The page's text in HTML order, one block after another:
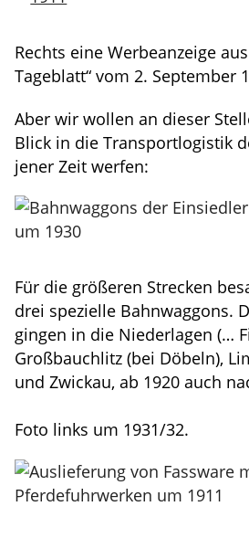
Rechts eine Werbeanzeige
Tageblatt“ vom 2. September
Aber wir wollen an dieser
Blick in die Transportlogistik
jener Zeit werfen:
Für die größeren Strecken
drei spezielle Bahnwaggons.
gingen in die Niederlagen (…
Großbauchlitz (bei Döbeln),
und Zwickau, ab 1920 auch
Foto links um 1931/32.